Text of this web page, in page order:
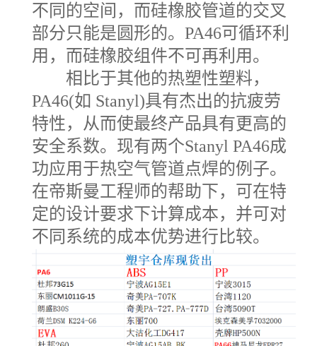
不同的空间，而硅橡胶管道的交叉
部分只能是圆形的。PA46可循环利
用，而硅橡胶组件不可再利用。
相比于其他的热塑性塑料，
PA46(如 Stanyl)具有杰出的抗疲劳
特性，从而使最终产品具有更高的
安全系数。现有两个Stanyl PA46成
功应用于热空气管道点焊的例子。
在帝斯曼工程师的帮助下，可在特
定的设计要求下计算成本，并可对
不同系统的成本优势进行比较。